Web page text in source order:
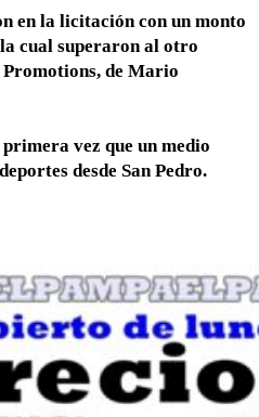
en la licitación con un monto
cual superaron al otro
de Mario
vez que un medio
desde San Pedro.